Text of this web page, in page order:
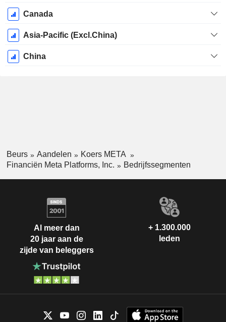
Canada
Asia-Pacific (Excl.China)
China
Beurs Aandelen
Koers META
Financiën Meta Platforms, Inc.
Bedrijfssegmenten
Al meer dan
20 jaar aan de
zijde van beleggers
+ 1.300.000
leden